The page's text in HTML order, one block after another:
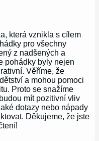
která vznikla s cílem
pro všechny
z nadšených a
pohádky byly nejen
Věříme, že
a mohou pomoci
Proto se snažíme
mít pozitivní vliv
dotazy nebo nápady
Děkujeme, že jste